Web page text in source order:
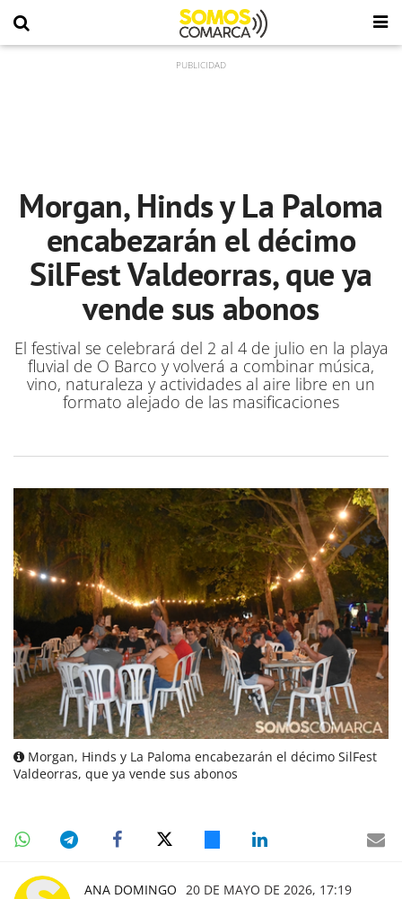
Morgan, Hinds y La Paloma
encabezarán el décimo
SilFest Valdeorras, que ya
vende sus abonos
El festival se celebrará del 2 al 4 de julio en la playa
fluvial de O Barco y volverá a combinar música,
vino, naturaleza y actividades al aire libre en un
formato alejado de las masificaciones
Morgan, Hinds y La Paloma encabezarán el décimo SilFest
Valdeorras, que ya vende sus abonos
ANA DOMINGO 20 DE MAYO DE 2026, 17:19